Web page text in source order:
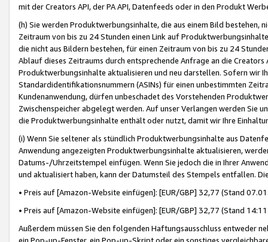
mit der Creators API, der PA API, Datenfeeds oder in den Produkt
(h) Sie werden Produktwerbungsinhalte, die aus einem Bild bestehen,
Zeitraum von bis zu 24 Stunden einen Link auf
die nicht aus Bildern bestehen, für einen Zeitraum von bis zu 24
Ablauf dieses Zeitraums durch entsprechende Anfrage an die
Produktwerbungsinhalte aktualisieren und neu darstellen. Sofern wir
Standardidentifikationsnummern (ASINs) für einen unbestimmten
Kundenanwendung, dürfen unbeschadet des Vorstehenden
Zwischenspeicher abgelegt werden. Auf unser Verlangen werden Sie
die Produktwerbungsinhalte enthält oder nutzt, damit wir Ihre
(i) Wenn Sie seltener als stündlich Produktwerbungsinhalte aus
Anwendung angezeigten Produktwerbungsinhalte aktualisieren,
Datums-/Uhrzeitstempel einfügen. Wenn Sie jedoch die in Ihrer
und aktualisiert haben, kann der Datumsteil des Stempels entfallen.
• Preis auf [Amazon-Website einfügen]: [EUR/GBP] 32,77 (Stand
• Preis auf [Amazon-Website einfügen]: [EUR/GBP] 32,77 (Stand
Außerdem müssen Sie den folgenden Haftungsausschluss entweder
ein Pop-up-Fenster, ein Pop-up-Skript oder ein sonstiges